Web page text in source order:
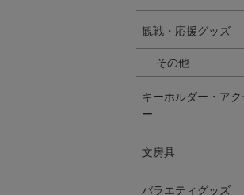
観戦・応援グッズ
その他
キーホルダー・アク
ー
文房具
バラエティグッズ